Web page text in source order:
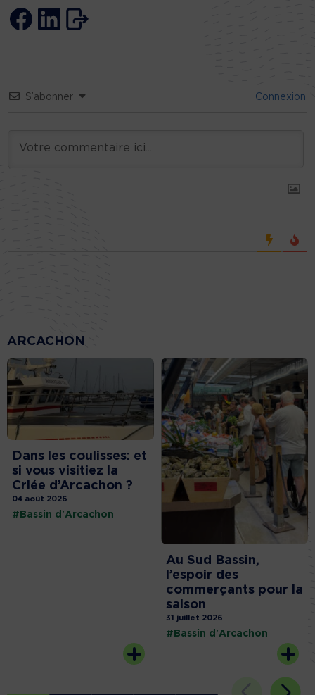
S’abonner Connexion
ARCACHON
Dans les coulisses: et
si vous visitiez la
Criée d’Arcachon ?
04 août 2026
#Bassin d'Arcachon
Au Sud Bassin,
l’espoir des
commerçants pour la
saison
31 juillet 2026
#Bassin d'Arcachon